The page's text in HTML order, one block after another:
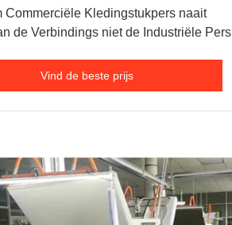
Commerciële Kledingstukpers naait
de Verbindings niet de Industriële Pers
Vind de beste prijs